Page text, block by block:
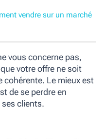
vendre sur un marché
vous concerne pas,
votre offre ne soit
cohérente. Le mieux est
de se perdre en
clients.